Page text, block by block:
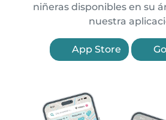
niñeras disponibles en su
nuestra
App Store